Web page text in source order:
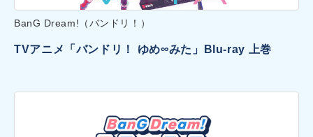
BanG Dream!（バンドリ！）
TVアニメ「バンドリ！ ゆめ∞みた」Blu-ray 上巻